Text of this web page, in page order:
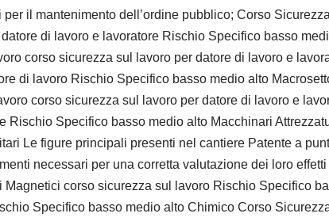
il mantenimento dell’ordine pubblico; Corso
di lavoro e lavoratore Rischio Specifico basso
corso sicurezza sul lavoro per datore di lavoro e
di lavoro Rischio Specifico basso medio alto
corso sicurezza sul lavoro per datore di lavoro e
Specifico basso medio alto Macchinari
Le figure principali presenti nel cantiere Patente a
necessari per una corretta valutazione dei loro
corso sicurezza sul lavoro Rischio Specifico
Specifico basso medio alto Chimico Corso